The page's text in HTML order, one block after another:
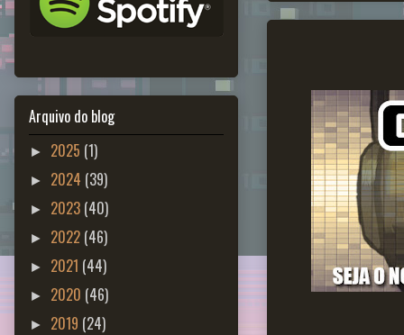
Arquivo do blog
► 2025 (1)
► 2024 (39)
► 2023 (40)
► 2022 (46)
► 2021 (44)
► 2020 (46)
► 2019 (24)